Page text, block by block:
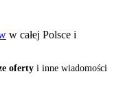
w całej Polsce i
oferty i inne wiadomości